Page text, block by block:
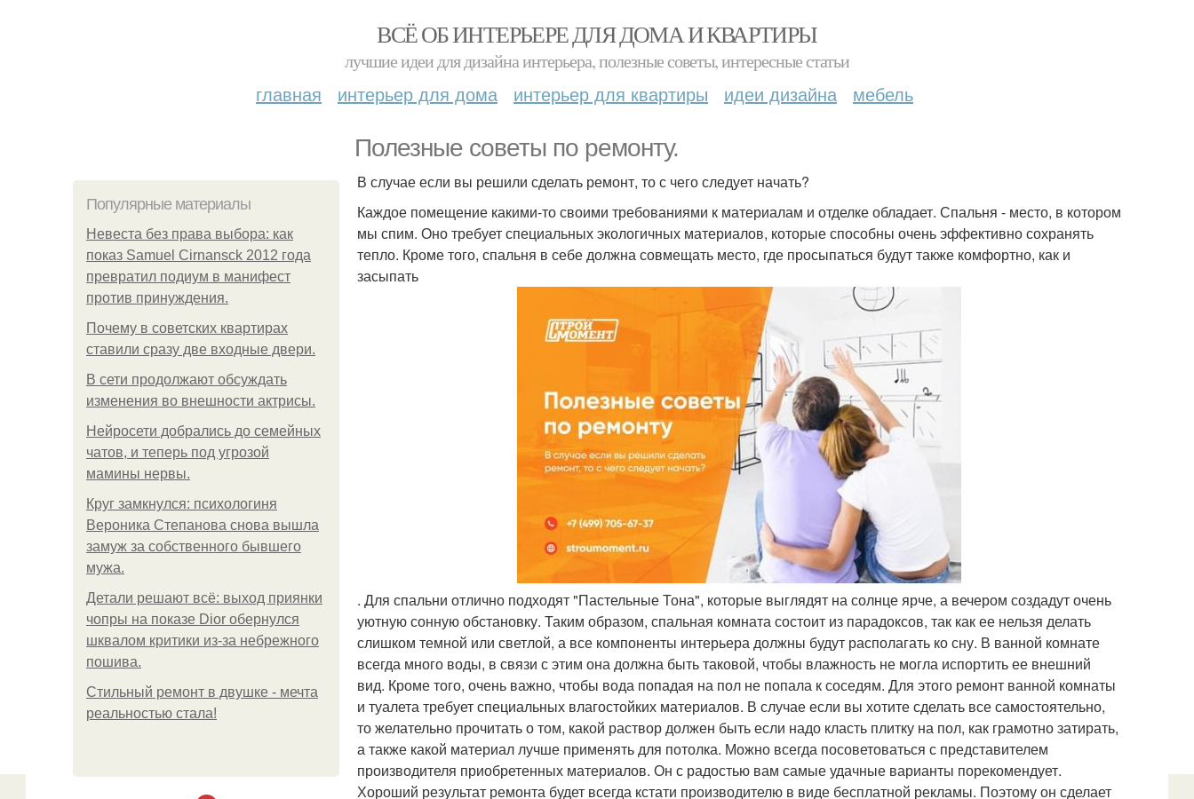
ВСЁ ОБ ИНТЕРЬЕРЕ ДЛЯ ДОМА И КВАРТИРЫ
лучшие идеи для дизайна интерьера, полезные советы, интересные статьи
главная интерьер для дома интерьер для квартиры идеи дизайна мебель
Полезные советы по ремонту.
Популярные материалы
Невеста без права выбора: как
показ Samuel Cirnansck 2012 года
превратил подиум в манифест
против принуждения.
Почему в советских квартирах
ставили сразу две входные двери.
В сети продолжают обсуждать
изменения во внешности актрисы.
Нейросети добрались до семейных
чатов, и теперь под угрозой
мамины нервы.
Круг замкнулся: психологиня
Вероника Степанова снова вышла
замуж за собственного бывшего
мужа.
Детали решают всё: выход приянки
чопры на показе Dior обернулся
шквалом критики из-за небрежного
пошива.
Стильный ремонт в двушке - мечта
реальностью стала!
В случае если вы решили сделать ремонт, то с чего следует начать?
Каждое помещение какими-то своими требованиями к материалам и отделке обладает. Спальня - место, в котором
мы спим. Оно требует специальных экологичных материалов, которые способны очень эффективно сохранять
тепло. Кроме того, спальня в себе должна совмещать место, где просыпаться будут также комфортно, как и
засыпать
. Для спальни отлично подходят "Пастельные Тона", которые выглядят на солнце ярче, а вечером создадут очень
уютную сонную обстановку. Таким образом, спальная комната состоит из парадоксов, так как ее нельзя делать
слишком темной или светлой, а все компоненты интерьера должны будут располагать ко сну. В ванной комнате
всегда много воды, в связи с этим она должна быть таковой, чтобы влажность не могла испортить ее внешний
вид. Кроме того, очень важно, чтобы вода попадая на пол не попала к соседям. Для этого ремонт ванной комнаты
и туалета требует специальных влагостойких материалов. В случае если вы хотите сделать все самостоятельно,
то желательно прочитать о том, какой раствор должен быть если надо класть плитку на пол, как грамотно затирать,
а также какой материал лучше применять для потолка. Можно всегда посоветоваться с представителем
производителя приобретенных материалов. Он с радостью вам самые удачные варианты порекомендует.
Хороший результат ремонта будет всегда кстати производителю в виде бесплатной рекламы. Поэтому он сделает